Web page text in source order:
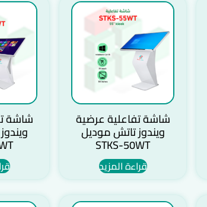
شاشة تفاعلية عرضية
ويندوز تاتش موديل
STKS-50WT
قراءة المزيد
شاشة